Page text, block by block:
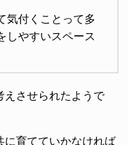
気付くことって多
しやすいスペース
えさせられたようで
に育てていかなければ